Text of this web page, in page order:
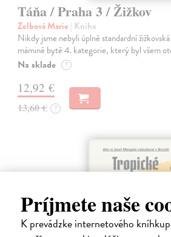
Príjmete naše
K prevádzke internetového
Táňa / Praha 3 / Žižkov
Zelbová Marie | Kniha
Nikdy jsme nebyli úplně standardní
mámině bytě 4. kategorie, který byl všem
Na sklade ?
12,92 €
13,60 € ?